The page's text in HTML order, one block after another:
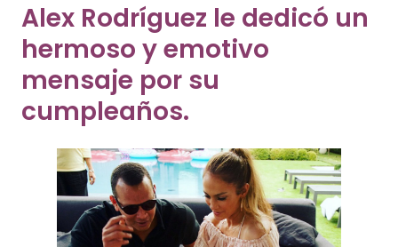
Alex Rodríguez le dedicó un
hermoso y emotivo
mensaje por su
cumpleaños.